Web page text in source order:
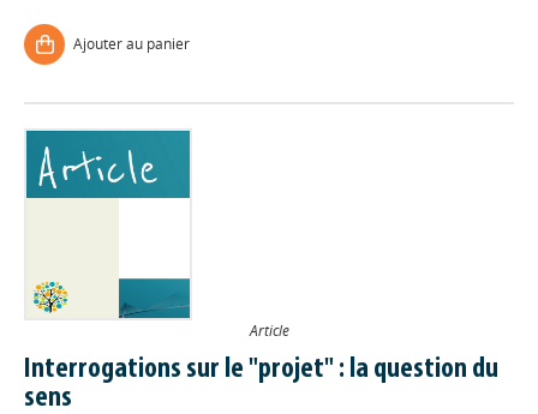
Ajouter au panier
Article
Interrogations sur le "projet" : la question du
sens